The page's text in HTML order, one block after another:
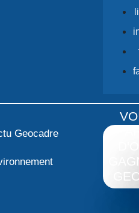
Geocadre